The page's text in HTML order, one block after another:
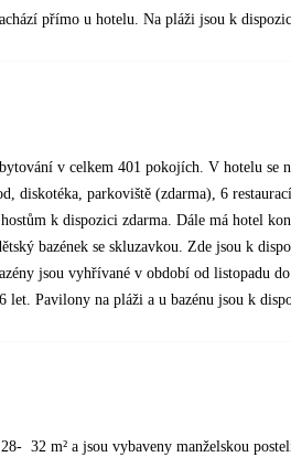
přímo u hotelu. Na pláži jsou k
v celkem 401 pokojích. V hotelu se
diskotéka, parkoviště (zdarma), 6
k dispozici zdarma. Dále má hotel
bazének se skluzavkou. Zde jsou k
jsou vyhřívané v období od listopadu
let. Pavilony na pláži a u bazénu jsou k
32 m² a jsou vybaveny manželskou